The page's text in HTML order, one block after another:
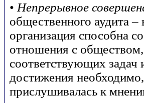
• Непрерывное
общественного аудита
организация способна
отношения с
соответствующих задач
достижения
прислушивалась к